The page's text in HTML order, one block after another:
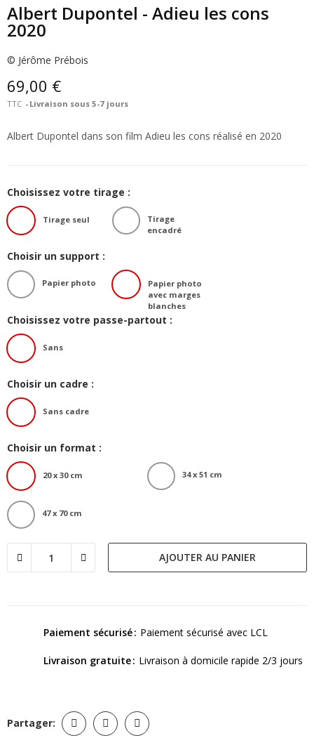
Albert Dupontel - Adieu les cons
2020
© Jérôme Prébois
69,00 €
TTC Livraison sous 5-7 jours
Albert Dupontel dans son film Adieu les cons réalisé en 2020
Choisissez votre tirage :
Tirage seul
Tirage
encadré
Choisir un support :
Papier photo
Papier photo
avec marges
blanches
Choisissez votre passe-partout :
Sans
Choisir un cadre :
Sans cadre
Choisir un format :
20 x 30 cm 34 x 51 cm
47 x 70 cm
AJOUTER AU PANIER
Paiement sécurisé Paiement sécurisé avec LCL
Livraison gratuite Livraison à domicile rapide 2/3 jours
Partager: